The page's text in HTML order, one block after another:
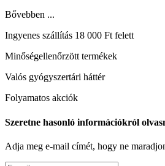
Bővebben ...
Ingyenes szállítás 18 000 Ft felett
Minőségellenőrzött termékek
Valós gyógyszertári háttér
Folyamatos akciók
Szeretne hasonló információkról
Adja meg e-mail címét, hogy ne